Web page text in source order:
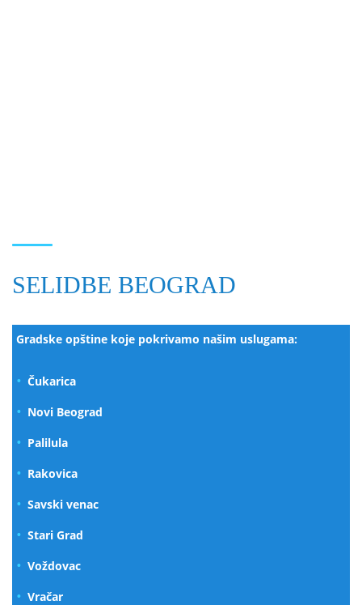
SELIDBE BEOGRAD
Gradske opštine koje pokrivamo našim uslugama:
Čukarica
Novi Beograd
Palilula
Rakovica
Savski venac
Stari Grad
Voždovac
Vračar